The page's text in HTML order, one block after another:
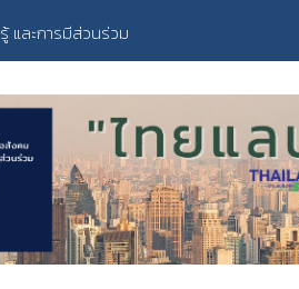
และการมีส่วนร่วม